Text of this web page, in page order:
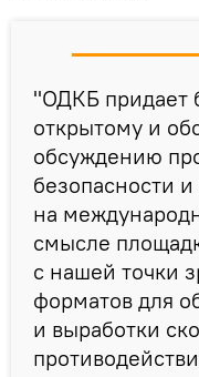
"ОДКБ придает
открытому и
обсуждению
безопасности
на
смысле
с нашей точки
форматов для
и выработки